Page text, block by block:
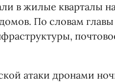
в жилые кварталы
По словам
атаки дронами